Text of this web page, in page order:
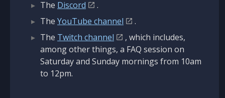
The Discord
.
The YouTube channel
.
The Twitch channel
, which includes,
among other things, a FAQ session on
Saturday and Sunday mornings from 10am
to 12pm.